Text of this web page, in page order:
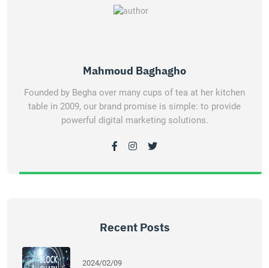
Mahmoud Baghagho
Founded by Begha over many cups of tea at her kitchen
table in 2009, our brand promise is simple: to provide
powerful digital marketing solutions.
Recent Posts
2024/02/09